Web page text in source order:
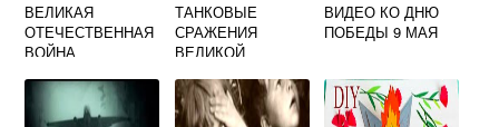
ВЕЛИКАЯ
ОТЕЧЕСТВЕННАЯ
ВОЙНА
ТАНКОВЫЕ
СРАЖЕНИЯ
ВЕЛИКОЙ
ВОЙНЫ 1941 1945
ВИДЕО
ВИДЕО КО ДНЮ
ПОБЕДЫ 9 МАЯ